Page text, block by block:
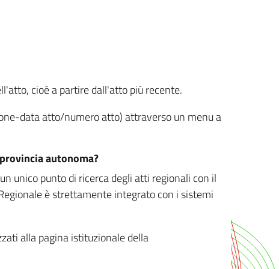
cioè a partire dall'atto più recente.
data atto/numero atto) attraverso un menu a
autonoma?
unico punto di ricerca degli atti regionali con il
è strettamente integrato con i sistemi
alla pagina istituzionale della